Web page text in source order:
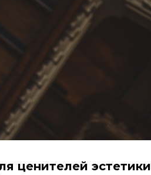
ценителей эстетики